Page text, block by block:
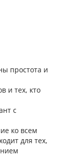
простота и
и тех, кто
с
ко всем
для тех,